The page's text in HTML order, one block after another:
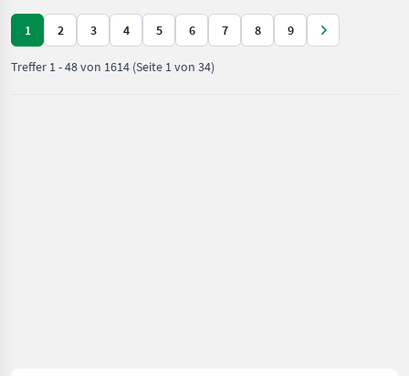
1 2 3 4 5 6 7 8 9
Treffer 1-48von 1614 (Seite 1 von 34)